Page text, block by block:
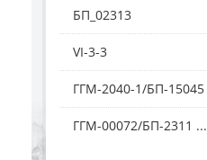
БП_02313
VI-3-3
ГГМ-2040-1/БП-15045
ГГМ-00072/БП-2311 ...